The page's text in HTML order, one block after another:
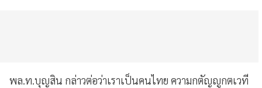
พล.ท.บุญสิน กล่าวต่อว่าเราเป็นคนไทย ความกตัญญูกตเวที